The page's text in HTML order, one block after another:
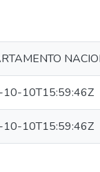
10T15:59:46Z
10T15:59:46Z